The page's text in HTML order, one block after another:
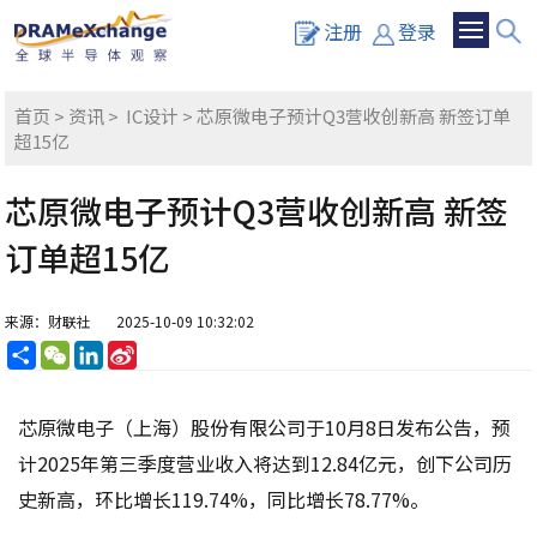
注册 登录
首页 > 资讯> IC设计 > 芯原微电子预计Q3营收创新高 新签订单
超15亿
芯原微电子预计Q3营收创新高 新签
订单超15亿
来源：财联社 2025-10-09 10:32:02
分
享
WeChatLinkedIn
芯原微电子（上海）股份有限公司于10月8日发布公告，预
计2025年第三季度营业收入将达到12.84亿元，创下公司历
史新高，环比增长119.74%，同比增长78.77%。